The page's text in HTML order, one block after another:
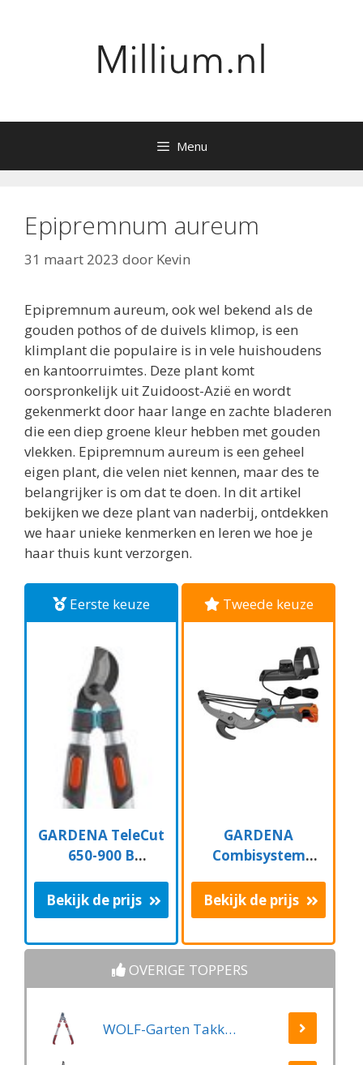
Menu
Epipremnum aureum
31 maart 2023 door Kevin
Epipremnum aureum, ook wel bekend als de
gouden pothos of de duivels klimop, is een
klimplant die populaire is in vele huishoudens
en kantoorruimtes. Deze plant komt
oorspronkelijk uit Zuidoost-Azië en wordt
gekenmerkt door haar lange en zachte bladeren
die een diep groene kleur hebben met gouden
vlekken. Epipremnum aureum is een geheel
eigen plant, die velen niet kennen, maar des te
belangrijker is om dat te doen. In dit artikel
bekijken we deze plant van naderbij, ontdekken
we haar unieke kenmerken en leren we hoe je
haar thuis kunt verzorgen.
Eerste keuze
GARDENA TeleCut
650-900 B
Uitschuifbare
armen - tot max 90
Bekijk de prijs
Tweede keuze
GARDENA
Combisystem
Boomschaar
Takkenschaar -
Bekijk de prijs
OVERIGE TOPPERS
WOLF-Garten Takkenschaar POWER CUT RR*** 900 T - lengte 650-900mm - telescoop - aluminium hefboomarmen - 4x meer kracht - messpanning instelbaar